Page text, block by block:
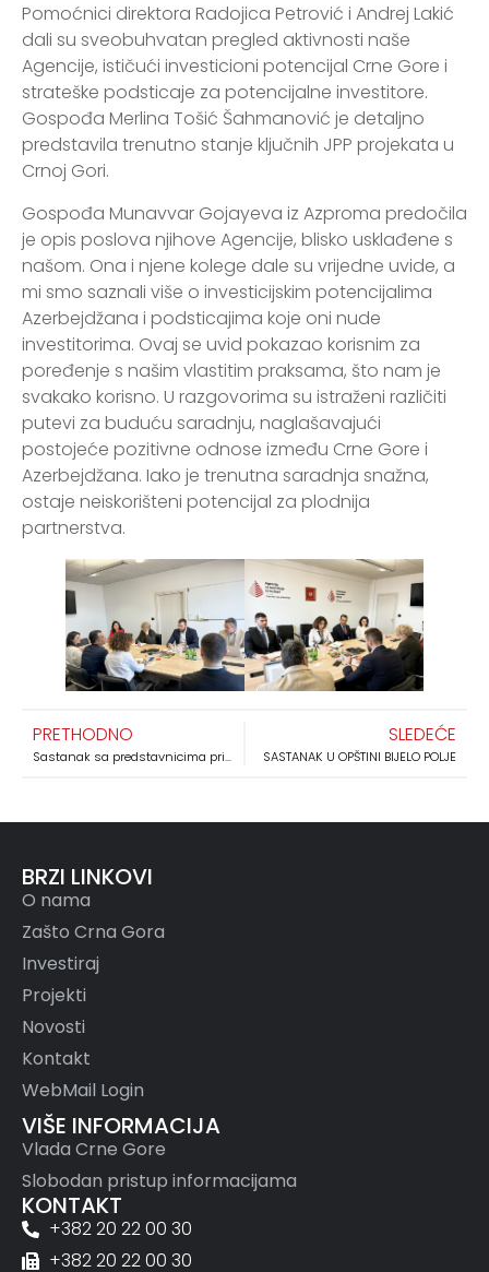
Pomoćnici direktora Radojica Petrović i Andrej Lakić
dali su sveobuhvatan pregled aktivnosti naše
Agencije, ističući investicioni potencijal Crne Gore i
strateške podsticaje za potencijalne investitore.
Gospođa Merlina Tošić Šahmanović je detaljno
predstavila trenutno stanje ključnih JPP projekata u
Crnoj Gori.
Gospođa Munavvar Gojayeva iz Azproma predočila
je opis poslova njihove Agencije, blisko usklađene s
našom. Ona i njene kolege dale su vrijedne uvide, a
mi smo saznali više o investicijskim potencijalima
Azerbejdžana i podsticajima koje oni nude
investitorima. Ovaj se uvid pokazao korisnim za
poređenje s našim vlastitim praksama, što nam je
svakako korisno. U razgovorima su istraženi različiti
putevi za buduću saradnju, naglašavajući
postojeće pozitivne odnose između Crne Gore i
Azerbejdžana. Iako je trenutna saradnja snažna,
ostaje neiskorišteni potencijal za plodnija
partnerstva.
PRETHODNO
Sastanak sa predstavnicima prijestonice Cetinje
SLEDEĆE
SASTANAK U OPŠTINI BIJELO POLJE
BRZI LINKOVI
O nama
Zašto Crna Gora
Investiraj
Projekti
Novosti
Kontakt
WebMail Login
VIŠE INFORMACIJA
Vlada Crne Gore
Slobodan pristup informacijama
KONTAKT
+382 20 22 00 30
+382 20 22 00 30